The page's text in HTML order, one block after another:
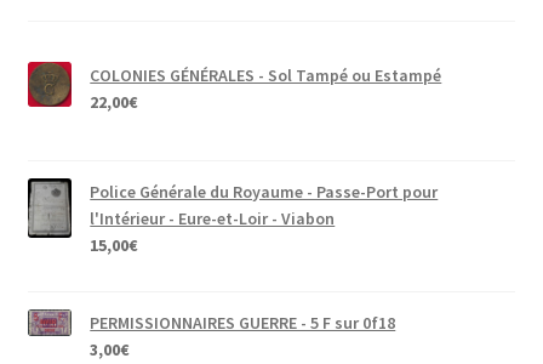
COLONIES GÉNÉRALES - Sol Tampé ou Estampé
22,00€
Police Générale du Royaume - Passe-Port pour
l'Intérieur - Eure-et-Loir - Viabon
15,00€
PERMISSIONNAIRES GUERRE - 5 F sur 0f18
3,00€